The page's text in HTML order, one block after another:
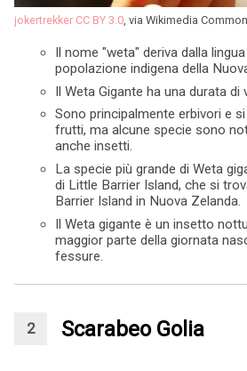
jokertrekker CC BY 3.0, via Wikimedia
Il nome "weta" deriva dalla
popolazione indigena della
Il Weta Gigante ha una durata di
Sono principalmente erbivori e
frutti, ma alcune specie sono
anche insetti.
La specie più grande di Weta
di Little Barrier Island, che si
Barrier Island in Nuova Zelanda.
Il Weta gigante è un insetto
maggior parte della giornata
fessure.
Scarabeo Golia